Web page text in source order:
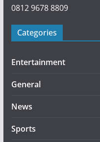
0812 9678 8809
Categories
Entertainment
General
News
Sports